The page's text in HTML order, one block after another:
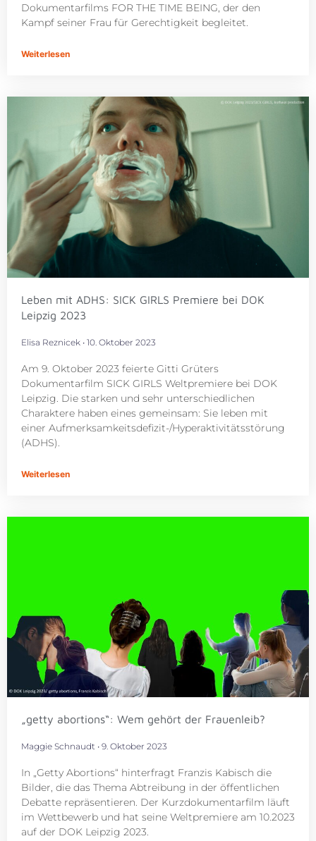
Dokumentarfilms FOR THE TIME BEING, der den
Kampf seiner Frau für Gerechtigkeit begleitet.
Weiterlesen
Leben mit ADHS: SICK GIRLS Premiere bei DOK
Leipzig 2023
Elisa Reznicek 10. Oktober 2023
Am 9. Oktober 2023 feierte Gitti Grüters
Dokumentarfilm SICK GIRLS Weltpremiere bei DOK
Leipzig. Die starken und sehr unterschiedlichen
Charaktere haben eines gemeinsam: Sie leben mit
einer Aufmerksamkeitsdefizit-/Hyperaktivitätsstörung
(ADHS).
Weiterlesen
„getty abortions“: Wem gehört der Frauenleib?
Maggie Schnaudt 9. Oktober 2023
In „Getty Abortions“ hinterfragt Franzis Kabisch die
Bilder, die das Thema Abtreibung in der öffentlichen
Debatte repräsentieren. Der Kurzdokumentarfilm läuft
im Wettbewerb und hat seine Weltpremiere am 10.2023
auf der DOK Leipzig 2023.